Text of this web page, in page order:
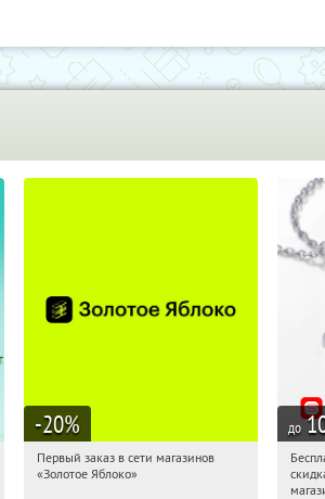
-20%
04:11:53
Получи первым!
Первый заказ в сети магазинов
«Золотое Яблоко»
до